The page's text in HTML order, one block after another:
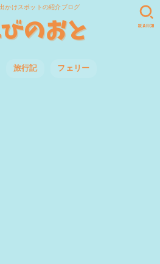
かけスポットの紹介ブログ
旅行記 フェリー
SEARCH